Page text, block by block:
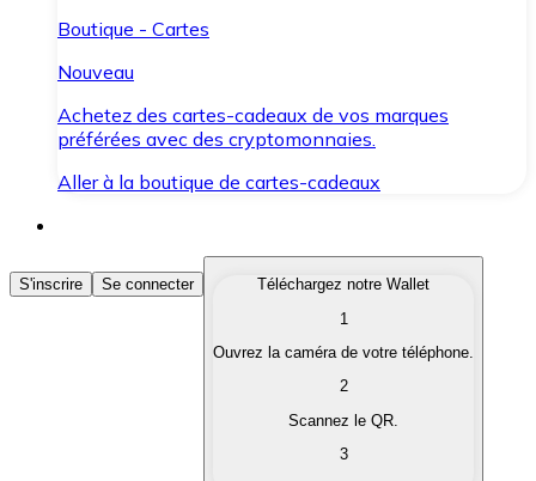
Boutique - Cartes
Nouveau
Achetez des cartes-cadeaux de vos marques
préférées avec des cryptomonnaies.
Aller à la boutique de cartes-cadeaux
Acheter des Cryptomonnaies
Achetez les cryptomonnaies qui vous intéressent
Convertissez vos cryptomonnaies en monnaie
S'inscrire Se connecter
Téléchargez notre Wallet
1
Ouvrez la caméra de votre téléphone.
2
Scannez le QR.
3